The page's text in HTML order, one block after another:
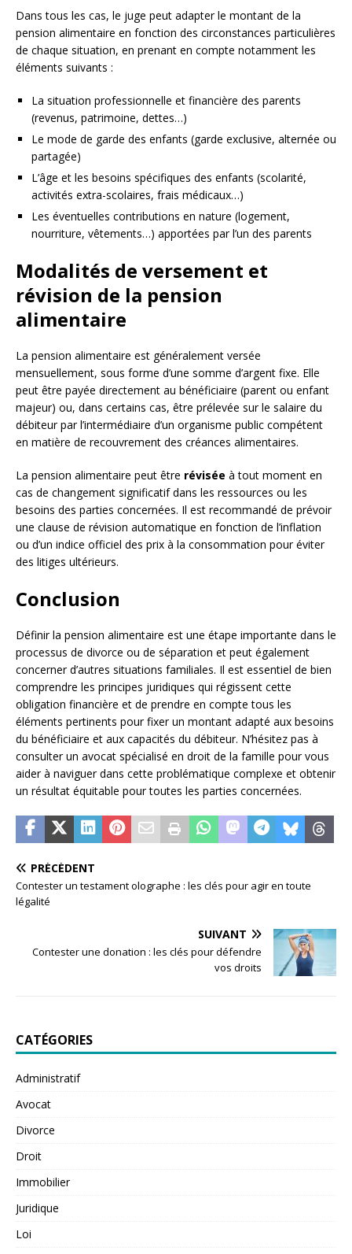
Dans tous les cas, le juge peut adapter le montant de la
pension alimentaire en fonction des circonstances particulières
de chaque situation, en prenant en compte notamment les
éléments suivants :
La situation professionnelle et financière des parents
(revenus, patrimoine, dettes…)
Le mode de garde des enfants (garde exclusive, alternée ou
partagée)
L’âge et les besoins spécifiques des enfants (scolarité,
activités extra-scolaires, frais médicaux…)
Les éventuelles contributions en nature (logement,
nourriture, vêtements…) apportées par l’un des parents
Modalités de versement et
révision de la pension
alimentaire
La pension alimentaire est généralement versée
mensuellement, sous forme d’une somme d’argent fixe. Elle
peut être payée directement au bénéficiaire (parent ou enfant
majeur) ou, dans certains cas, être prélevée sur le salaire du
débiteur par l’intermédiaire d’un organisme public compétent
en matière de recouvrement des créances alimentaires.
La pension alimentaire peut être révisée à tout moment en
cas de changement significatif dans les ressources ou les
besoins des parties concernées. Il est recommandé de prévoir
une clause de révision automatique en fonction de l’inflation
ou d’un indice officiel des prix à la consommation pour éviter
des litiges ultérieurs.
Conclusion
Définir la pension alimentaire est une étape importante dans le
processus de divorce ou de séparation et peut également
concerner d’autres situations familiales. Il est essentiel de bien
comprendre les principes juridiques qui régissent cette
obligation financière et de prendre en compte tous les
éléments pertinents pour fixer un montant adapté aux besoins
du bénéficiaire et aux capacités du débiteur. N’hésitez pas à
consulter un avocat spécialisé en droit de la famille pour vous
aider à naviguer dans cette problématique complexe et obtenir
un résultat équitable pour toutes les parties concernées.
PRÉCÉDENT
Contester un testament olographe : les clés pour agir en toute
légalité
SUIVANT
Contester une donation : les clés pour défendre
vos droits
CATÉGORIES
Administratif
Avocat
Divorce
Droit
Immobilier
Juridique
Loi